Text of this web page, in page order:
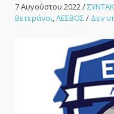
7 Αυγούστου 2022/
Βετεράνοι,ΛΕΣΒΟΣ/ Δεν